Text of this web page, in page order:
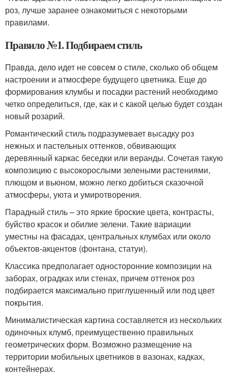
роз, лучше заранее ознакомиться с некоторыми
правилами.
Правило №1. Подбираем стиль
Правда, дело идет не совсем о стиле, сколько об общем
настроении и атмосфере будущего цветника. Еще до
формирования клумбы и посадки растений необходимо
четко определиться, где, как и с какой целью будет создан
новый розарий.
Романтический стиль подразумевает высадку роз
нежных и пастельных оттенков, обвивающих
деревянный каркас беседки или веранды. Сочетая такую
композицию с высокорослыми зелеными растениями,
плющом и вьюном, можно легко добиться сказочной
атмосферы, уюта и умиротворения.
Парадный стиль – это яркие броские цвета, контрасты,
буйство красок и обилие зелени. Такие вариации
уместны на фасадах, центральных клумбах или около
объектов-акцентов (фонтана, статуи).
Классика предполагает односторонние композиции на
заборах, оградках или стенах, причем оттенок роз
подбирается максимально приглушенный или под цвет
покрытия.
Минималистическая картина составляется из нескольких
одиночных клумб, преимущественно правильных
геометрических форм. Возможно размещение на
территории мобильных цветников в вазонах, кадках,
контейнерах.